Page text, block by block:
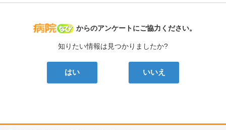
病院なび
からのアンケートにご協力ください。
知りたい情報は見つかりましたか?
はい いいえ